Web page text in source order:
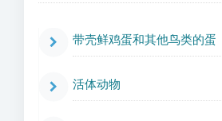
带壳鲜鸡蛋和其他鸟类的蛋
活体动物